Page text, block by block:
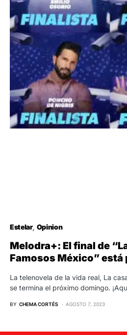
Estelar Opinion
Melodra+: El final de
Famosos México” está
La telenovela de la vida real, La
se termina el próximo domingo.
BY CHEMA CORTÉS AGOSTO 7, 2023